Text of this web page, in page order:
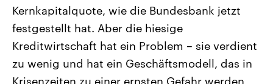
Landtagswahl Sachsen-Anhalt
2026
Alle Informationen
Sachsen-Anhalt wählt am 6.
September 2026 einen neuen
Landtag. Seit 2021 wird das
Bundesland von einer Koalition aus
USA
Aktuelle Beiträge,
Hintergründe
Wirtschaftlich und
gehören die Vereinigten
den mächtigsten Ländern
mit großem Einfluss auf
Kernkapitalquote, wie die Bundesbank jetzt
festgestellt hat. Aber die hiesige
Kreditwirtschaft hat ein Problem – sie verdient
zu wenig und hat ein Geschäftsmodell, das in
Krisenzeiten zu einer ernsten Gefahr werden